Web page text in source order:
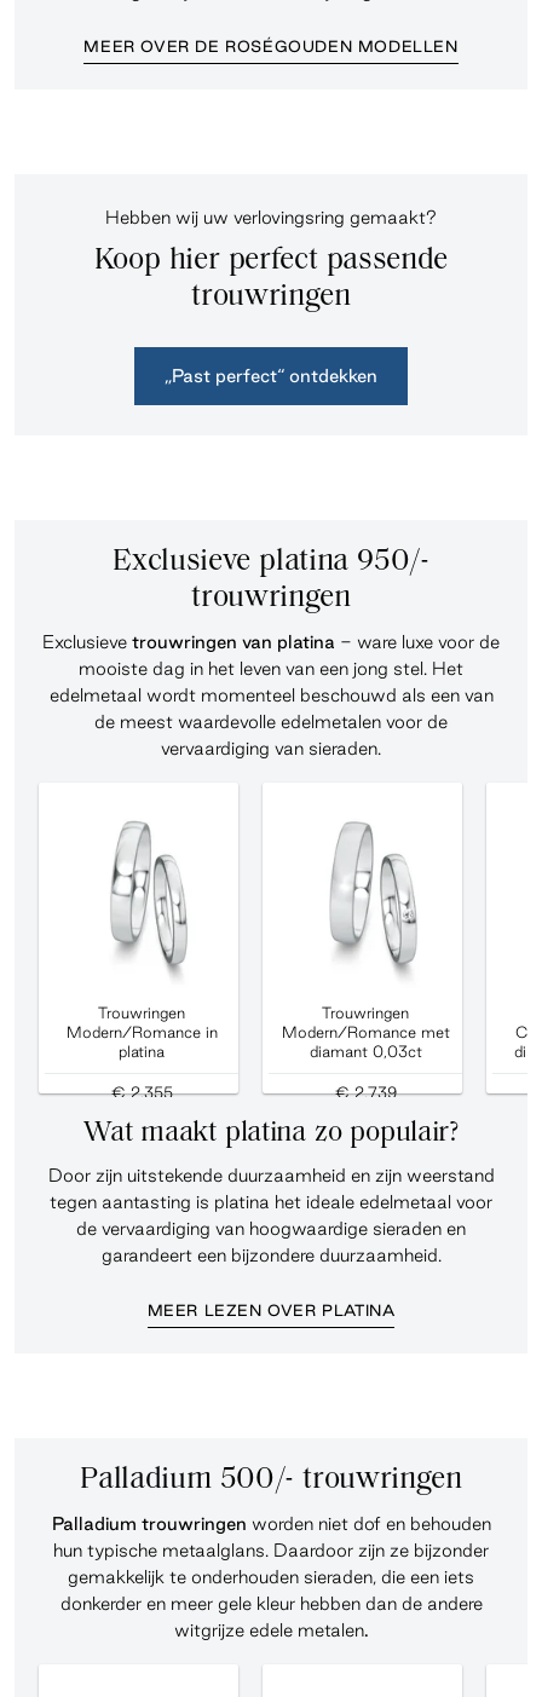
MEER OVER DE ROSÉGOUDEN MODELLEN
Hebben wij uw verlovingsring gemaakt?
Koop hier perfect passende
trouwringen
„Past perfect“ ontdekken
Exclusieve platina 950/-
trouwringen
Exclusieve trouwringen van platina - ware luxe voor de
mooiste dag in het leven van een jong stel. Het
edelmetaal wordt momenteel beschouwd als een van
de meest waardevolle edelmetalen voor de
vervaardiging van sieraden.
Trouwringen
Modern/Romance in
platina
€ 2.355
Trouwringen
Modern/Romance met
diamant 0,03ct
€ 2.739
Wat maakt platina zo populair?
Door zijn uitstekende duurzaamheid en zijn weerstand
tegen aantasting is platina het ideale edelmetaal voor
de vervaardiging van hoogwaardige sieraden en
garandeert een bijzondere duurzaamheid.
MEER LEZEN OVER PLATINA
Palladium 500/- trouwringen
Palladium trouwringen worden niet dof en behouden
hun typische metaalglans. Daardoor zijn ze bijzonder
gemakkelijk te onderhouden sieraden, die een iets
donkerder en meer gele kleur hebben dan de andere
witgrijze edele metalen.